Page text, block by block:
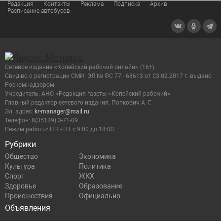
Редакция Контакты Реклама Подписка
Архив
Расписание автобусов
Рубрики
Общество
Экономика
Культура
Политика
Спорт
ЖКХ
Здоровье
Образование
Происшествия
Официально
Объявления
Сетевое издание «Копейский рабочий онлайн» (16+)
Cвид-во о регистрации СМИ: ЭЛ № ФС 77 - 68613 от 03.02.2017 г. выдано
Роскомнадзором
Учредитель: АНО «Редакция газеты «Копейский рабочий»
Главный редактор сетевого издания: Попкович А. Г.
Эл. адрес: kr-manager@mail.ru
Телефон: 8(35139) 3-71-09
Режим работы: ПН - ПТ с 9:00 до 18:00